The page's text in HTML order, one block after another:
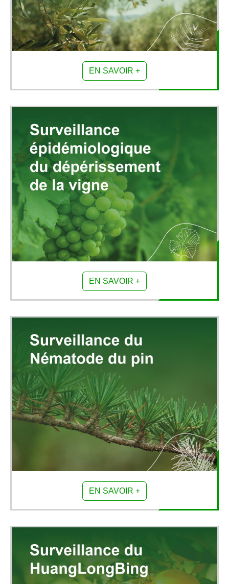
EN SAVOIR +
EN SAVOIR +
EN SAVOIR +